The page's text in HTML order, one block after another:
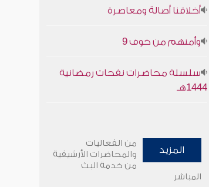
أخلاقنا أصالة ومعاصرة
وأمنهم من خوف 9
سلسلة محاضرات نفحات رمضانية
1444هـ
المزيد
من الفعاليات
والمحاضرات الأرشيفية
من خدمة البث
المباشر